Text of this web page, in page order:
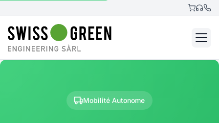
Mobilité Autonome